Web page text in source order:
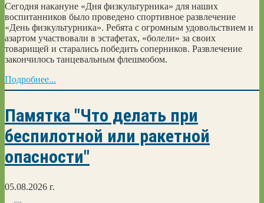
Сегодня накануне «Дня физкультурника» для наших
воспитанников было проведено спортивное развлечение
«День физкультурника». Ребята с огромным удовольствием и
азартом участвовали в эстафетах, «болели» за своих
товарищей и старались победить соперников. Развлечение
закончилось танцевальным флешмобом.
Подробнее...
Памятка "Что делать при
беспилотной или ракетной
опасности"
05.08.2026 г.